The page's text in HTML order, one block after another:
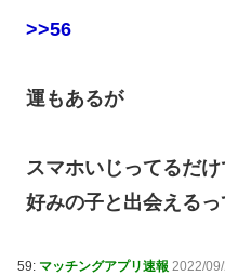
>>56
運もあるが
スマホいじってるだけ
好みの子と出会えるっ
59: マッチングアプリ速報 2022/